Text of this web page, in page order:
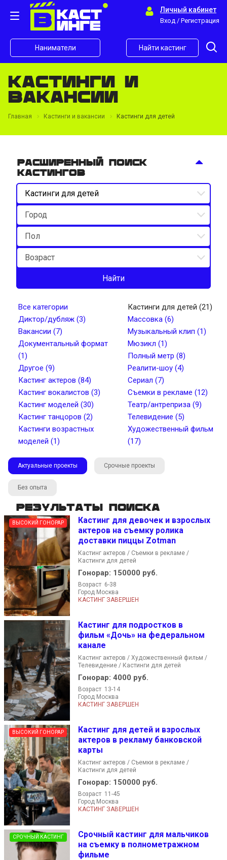
Личный кабинет
Вход / Регистрация
Наниматели Найти кастинг
Кастинги и
вакансии
Главная Кастинги и вакансии Кастинги для детей
Расширенный поиск
кастингов
Найти
Все категории
Диктор/дубляж (3)
Вакансии (7)
Документальный формат
(1)
Другое (9)
Кастинг актеров (84)
Кастинг вокалистов (3)
Кастинг моделей (30)
Кастинг танцоров (2)
Кастинги возрастных
моделей (1)
Кастинги для детей (21)
Массовка (6)
Музыкальный клип (1)
Мюзикл (1)
Полный метр (8)
Реалити-шоу (4)
Сериал (7)
Съемки в рекламе (12)
Театр/антреприза (9)
Телевидение (5)
Художественный фильм
(17)
Актуальные проекты Срочные проекты
Без опыта
Результаты поиска
ВЫСОКИЙ ГОНОРАР
Кастинг для девочек и взрослых
актеров на съемку ролика
доставки пиццы Zotman
Кастинг актеров / Съемки в рекламе /
Кастинги для детей
Гонорар: 150000 руб.
Возраст 6-38
Город Москва
КАСТИНГ ЗАВЕРШЕН
Кастинг для подростков в
фильм «Дочь» на федеральном
канале
Кастинг актеров / Художественный фильм /
Телевидение / Кастинги для детей
Гонорар: 4000 руб.
Возраст 13-14
Город Москва
КАСТИНГ ЗАВЕРШЕН
ВЫСОКИЙ ГОНОРАР
Кастинг для детей и взрослых
актеров в рекламу банковской
карты
Кастинг актеров / Съемки в рекламе /
Кастинги для детей
Гонорар: 150000 руб.
Возраст 11-45
Город Москва
КАСТИНГ ЗАВЕРШЕН
СРОЧНЫЙ КАСТИНГ
Срочный кастинг для мальчиков
на съемку в полнометражном
фильме